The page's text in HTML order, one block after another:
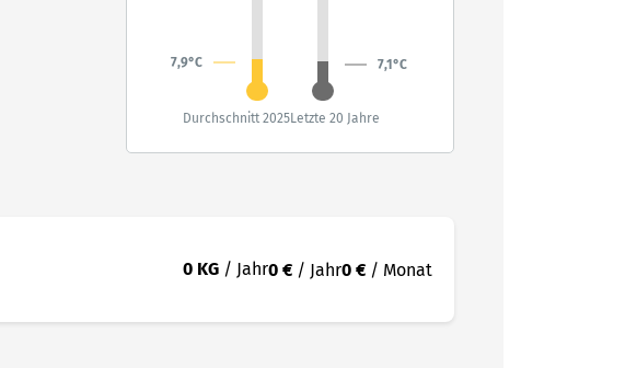
7,9°C 7,1°C
Durchschnitt 2025Letzte 20 Jahre
0 KG / Jahr0 € / Jahr0 € / Monat